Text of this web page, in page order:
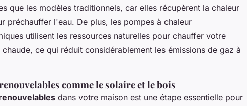
que les modèles traditionnels, car elles récupèrent la chaleur
préchauffer l'eau. De plus, les pompes à chaleur
utilisent les ressources naturelles pour chauffer votre
ce qui réduit considérablement les émissions de gaz à
comme le solaire et le bois
dans votre maison est une étape essentielle pour